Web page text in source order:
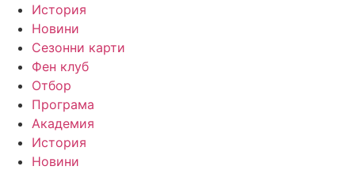
История
Новини
Сезонни карти
Фен клуб
Отбор
Програма
Академия
История
Новини